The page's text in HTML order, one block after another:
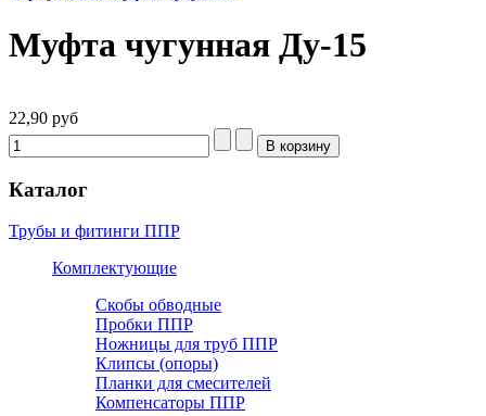
Муфта чугунная Ду-15
22,90 руб
Каталог
Трубы и фитинги ППР
Комплектующие
Скобы обводные
Пробки ППР
Ножницы для труб ППР
Клипсы (опоры)
Планки для смесителей
Компенсаторы ППР